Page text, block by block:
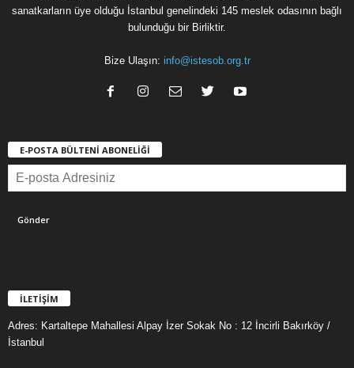
sanatkarların üye olduğu İstanbul genelindeki 145 meslek odasının bağlı
bulunduğu bir Birliktir.
Bize Ulaşın: info@istesob.org.tr
E-POSTA BÜLTENİ ABONELİĞİ
İLETİŞİM
Adres: Kartaltepe Mahallesi Alpay İzer Sokak No : 12 İncirli Bakırköy /
İstanbul